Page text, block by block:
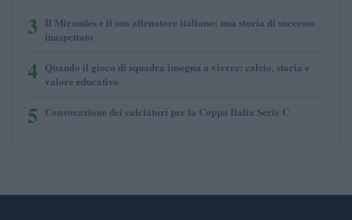
3 Il Mirandés e il suo allenatore italiano: una storia di successo
inaspettato
4 Quando il gioco di squadra insegna a vivere: calcio, storia e
valore educativo
5 Convocazione dei calciatori per la Coppa Italia Serie C